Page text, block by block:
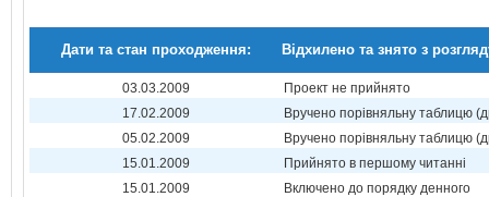
Дати та стан проходження: Відхилено та знято з
03.03.2009
Проект не прийнято
17.02.2009
Вручено порівняльну таблицю
05.02.2009
Вручено порівняльну таблицю
15.01.2009
Прийнято в першому читанні
15.01.2009
Включено до порядку денного